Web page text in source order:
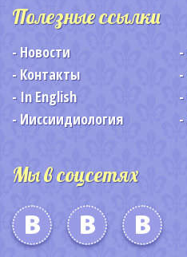
Полезные ссылки
Новости
Контакты
In English
Ииссиидиология
Мы в соцсетях